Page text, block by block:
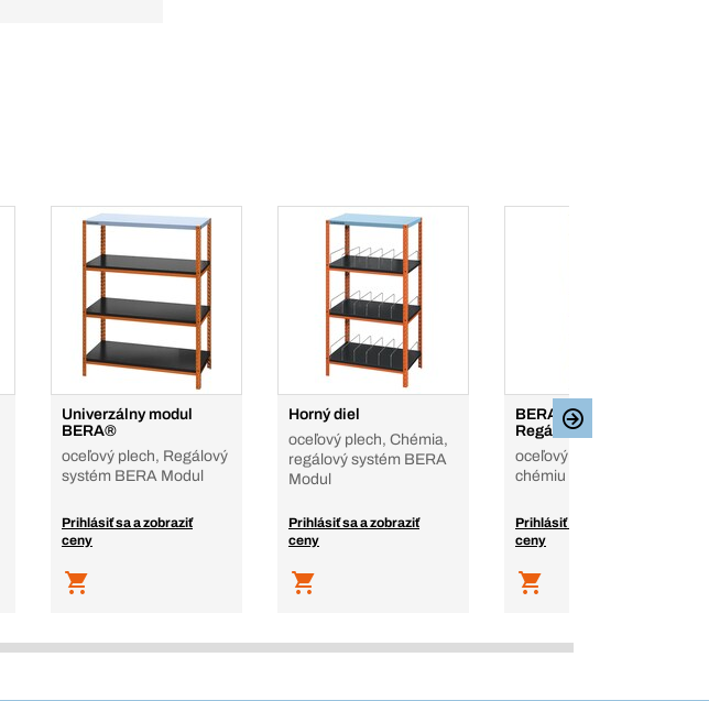
Univerzálny modul
BERA®
oceľový plech, Regálový
systém BERA Modul
Prihlásiť sa a zobraziť
ceny
Horný diel
oceľový plech, Chémia,
regálový systém BERA
Modul
Prihlásiť sa a zobraziť
ceny
BERA® Modul -
Regálový systém
oceľový plech, na
chémiu
Prihlásiť sa a zobraziť
ceny